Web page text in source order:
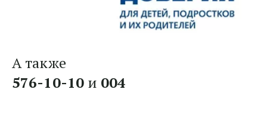
А также
576-10-10 и 004